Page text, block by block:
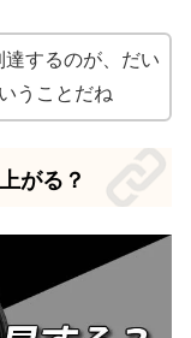
するのが、だい
うことだね
がる？